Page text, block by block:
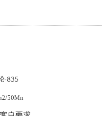
-835
50Mn